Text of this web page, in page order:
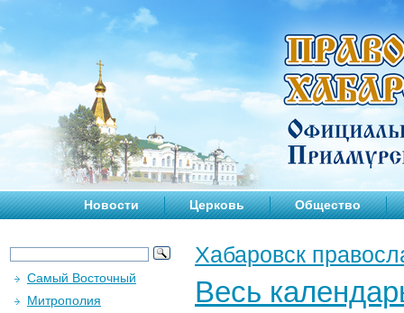
Новости Церковь Общество
Хабаровск
Весь
Самый Восточный
Митрополия